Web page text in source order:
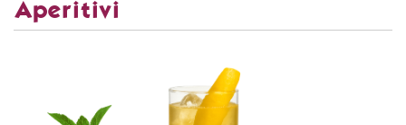
Aperitivi